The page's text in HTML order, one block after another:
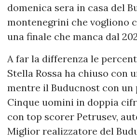
domenica sera in casa del
montenegrini che vogliono
una finale che manca dal
A far la differenza le
Stella Rossa ha chiuso con
mentre il Buducnost con un
Cinque uomini in doppia
con top scorer Petrusev,
Miglior realizzatore del